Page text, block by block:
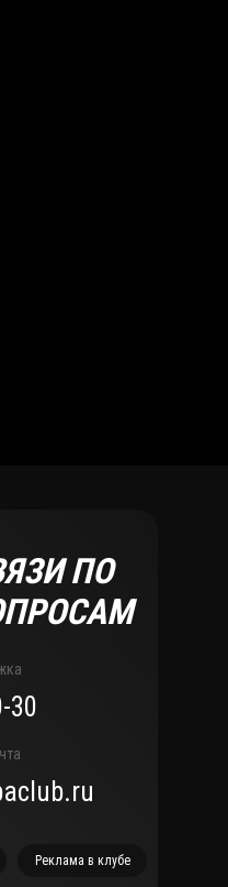
ПО
30
Реклама в клубе